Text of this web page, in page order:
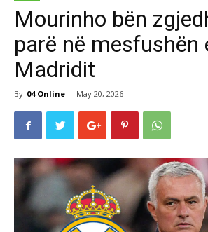
Mourinho bën
parë në mesfushën
Madridit
By 04 Online - May 20, 2026